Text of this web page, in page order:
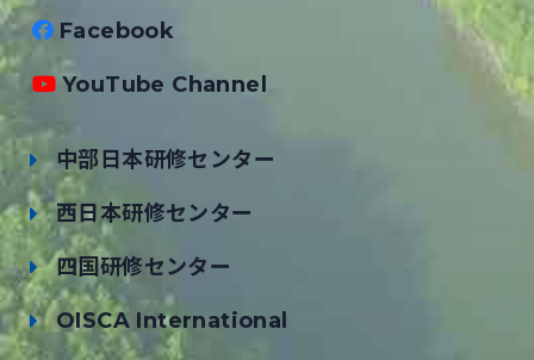
Facebook
YouTube Channel
中部日本研修センター
西日本研修センター
四国研修センター
OISCA International